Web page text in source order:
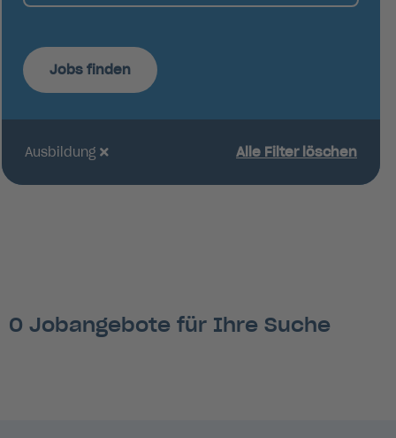
Jobs finden
Ausbildung Alle Filter löschen
0 Jobangebote für Ihre Suche